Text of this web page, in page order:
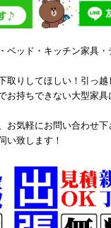
ッド・キッチン家具・
取りしてほしい！引っ
お持ちできない大型家
気軽にお問い合わせ下
い致します！